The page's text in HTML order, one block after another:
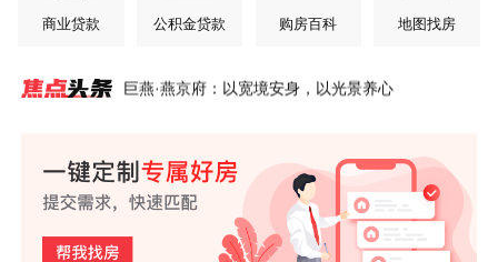
商业贷款 公积金贷款 购房百科 地图找房
巨燕·燕京府：以宽境安身，以光景养心